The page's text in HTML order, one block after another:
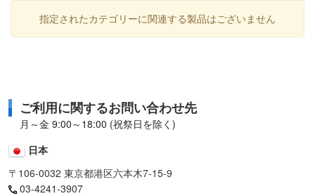
指定されたカテゴリーに関連する製品はございません
ご利用に関するお問い合わせ先
月～金 9:00～18:00 (祝祭日を除く)
日本
〒106-0032 東京都港区六本木7-15-9
03-4241-3907